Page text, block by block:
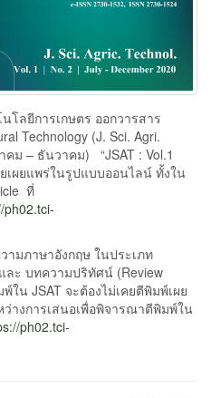
ยีการเกษตร ออกวารสาร
Technology (J. Sci. Agri.
คม – ธันวาคม) “JSAT : Vol.1
เผยแพร่ในรูปแบบออนไลน์ ทั้งใน
ที่
ph02.tci-
ภาษาอังกฤษ ในประเภท
ละ บทความปริทัศน์ (Review
ใน JSAT จะต้องไม่เคยตีพิมพ์เผย
างการเสนอเพื่อพิจารณาตีพิมพ์ใน
ph02.tci-